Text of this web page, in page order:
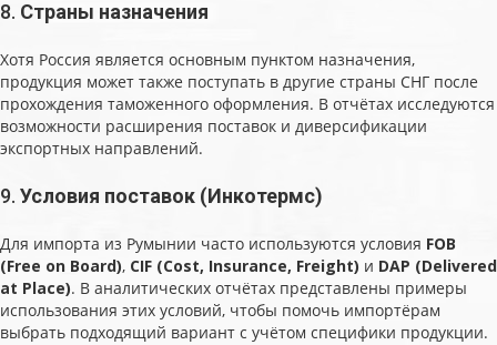
8. Страны назначения
Хотя Россия является основным пунктом назначения,
продукция может также поступать в другие страны СНГ после
прохождения таможенного оформления. В отчётах исследуются
возможности расширения поставок и диверсификации
экспортных направлений.
9. Условия поставок (Инкотермс)
Для импорта из Румынии часто используются условия FOB
(Free on Board), CIF (Cost, Insurance, Freight) и DAP (Delivered
at Place). В аналитических отчётах представлены примеры
использования этих условий, чтобы помочь импортёрам
выбрать подходящий вариант с учётом специфики продукции.